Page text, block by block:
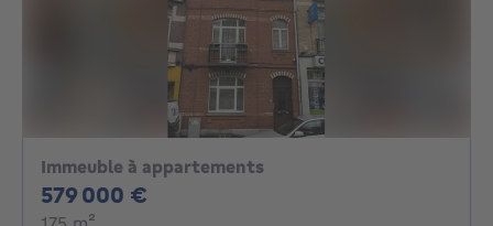
Immeuble à appartements
579 000 €